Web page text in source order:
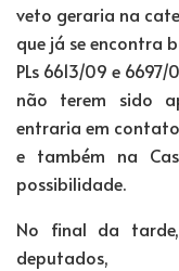
veto geraria na
que já se encontra
PLs 6613/09 e 6697/
não terem sido
entraria em
e também na
possibilidade.
No final da
deputados,